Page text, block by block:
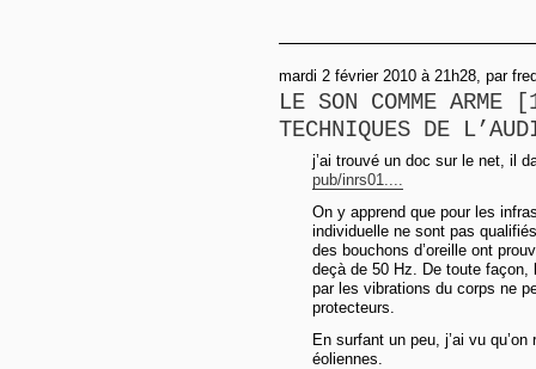
mardi 2 février 2010 à 21h28, par
LE SON COMME
TECHNIQUES DE
j’ai trouvé un doc sur le net, il
pub/inrs01....
On y apprend que pour les
individuelle ne sont pas
des bouchons d’oreille ont
deçà de 50 Hz. De toute
par les vibrations du corps ne
protecteurs.
En surfant un peu, j’ai vu
éoliennes.